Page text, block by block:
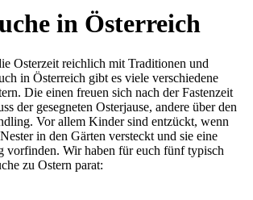
in Österreich
Osterzeit reichlich mit Traditionen und
in Österreich gibt es viele verschiedene
Die einen freuen sich nach der Fastenzeit
der gesegneten Osterjause, andere über den
Vor allem Kinder sind entzückt, wenn
in den Gärten versteckt und sie eine
vorfinden. Wir haben für euch fünf typisch
zu Ostern parat: